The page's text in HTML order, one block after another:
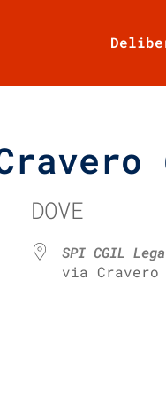
DOVE
SPI CGIL
via